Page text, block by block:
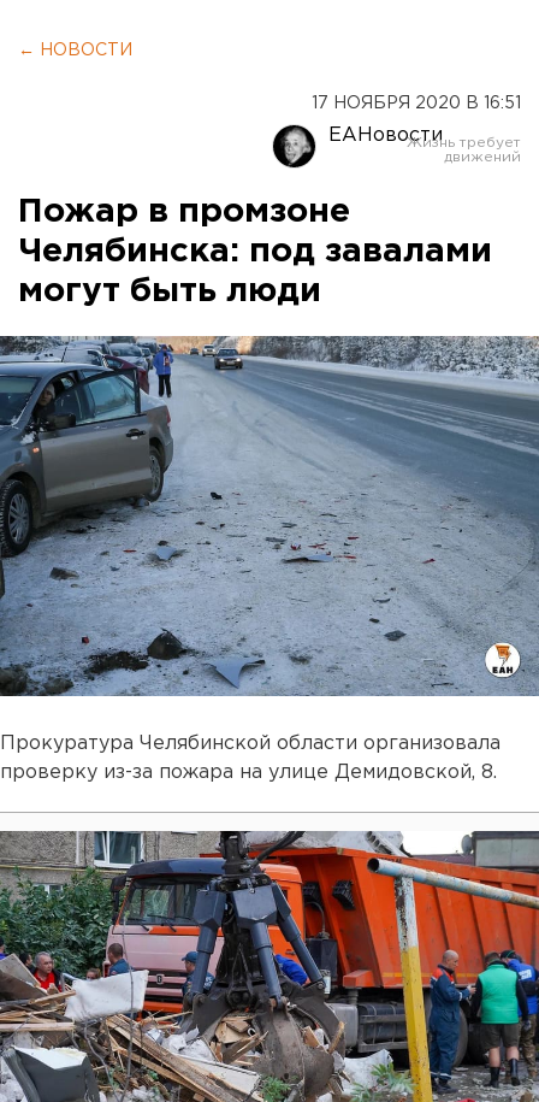
← НОВОСТИ
17 НОЯБРЯ 2020 В 16:51
ЕАНовости
Пожар в промзоне
Челябинска: под завалами
могут быть люди
Прокуратура Челябинской области организовала
проверку из-за пожара на улице Демидовской, 8.